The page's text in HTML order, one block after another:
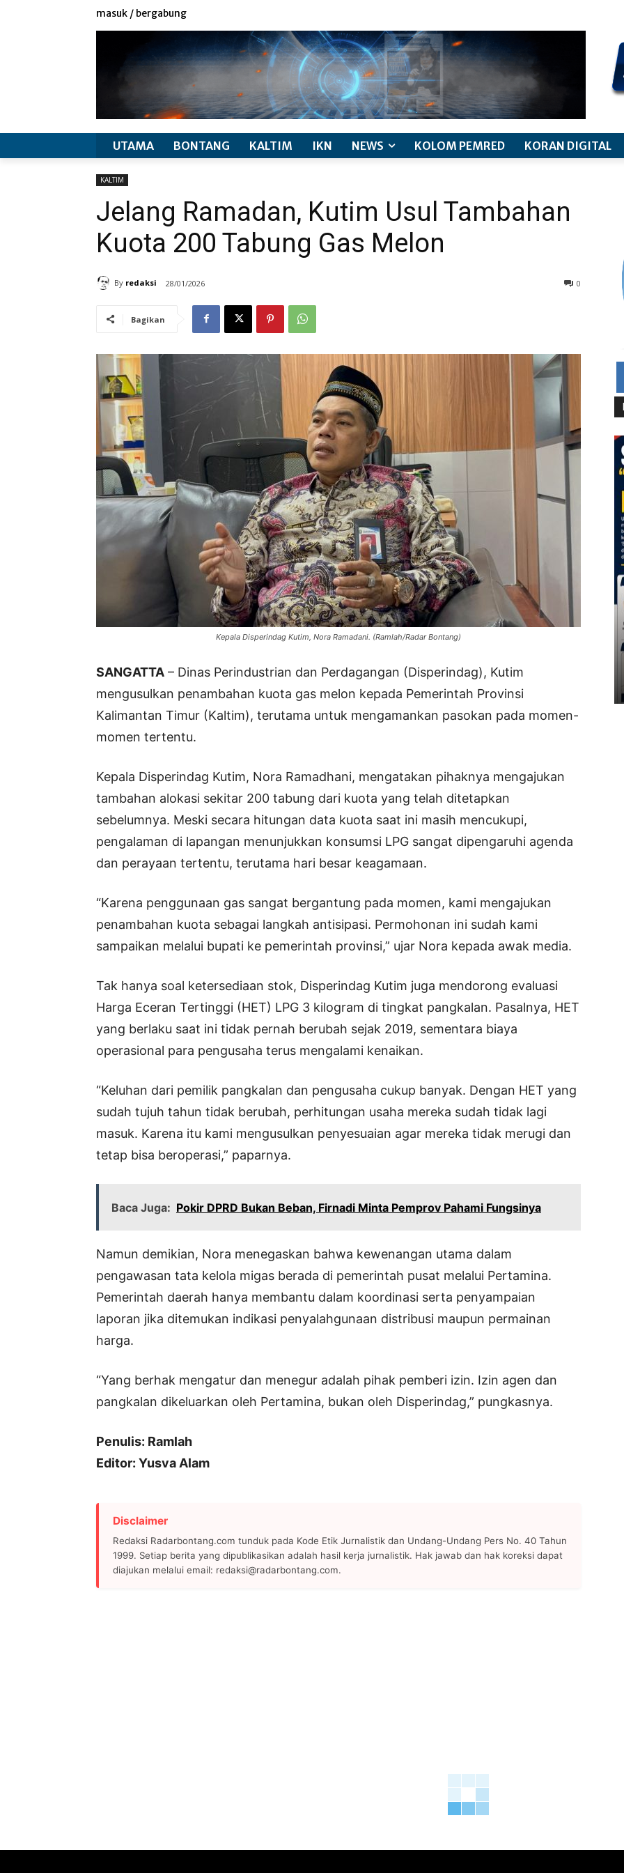
masuk / bergabung
UTAMA BONTANG KALTIM IKN NEWS KOLOM PEMRED KORAN DIGITAL
KALTIM
Jelang Ramadan, Kutim Usul Tambahan
Kuota 200 Tabung Gas Melon
By redaksi 28/01/2026 0
Bagikan
Kepala Disperindag Kutim, Nora Ramadani. (Ramlah/Radar Bontang)
SANGATTA – Dinas Perindustrian dan Perdagangan (Disperindag), Kutim
mengusulkan penambahan kuota gas melon kepada Pemerintah Provinsi
Kalimantan Timur (Kaltim), terutama untuk mengamankan pasokan pada momen-
momen tertentu.
Kepala Disperindag Kutim, Nora Ramadhani, mengatakan pihaknya mengajukan
tambahan alokasi sekitar 200 tabung dari kuota yang telah ditetapkan
sebelumnya. Meski secara hitungan data kuota saat ini masih mencukupi,
pengalaman di lapangan menunjukkan konsumsi LPG sangat dipengaruhi agenda
dan perayaan tertentu, terutama hari besar keagamaan.
“Karena penggunaan gas sangat bergantung pada momen, kami mengajukan
penambahan kuota sebagai langkah antisipasi. Permohonan ini sudah kami
sampaikan melalui bupati ke pemerintah provinsi,” ujar Nora kepada awak media.
Tak hanya soal ketersediaan stok, Disperindag Kutim juga mendorong evaluasi
Harga Eceran Tertinggi (HET) LPG 3 kilogram di tingkat pangkalan. Pasalnya, HET
yang berlaku saat ini tidak pernah berubah sejak 2019, sementara biaya
operasional para pengusaha terus mengalami kenaikan.
“Keluhan dari pemilik pangkalan dan pengusaha cukup banyak. Dengan HET yang
sudah tujuh tahun tidak berubah, perhitungan usaha mereka sudah tidak lagi
masuk. Karena itu kami mengusulkan penyesuaian agar mereka tidak merugi dan
tetap bisa beroperasi,” paparnya.
Baca Juga: Pokir DPRD Bukan Beban, Firnadi Minta Pemprov Pahami Fungsinya
Namun demikian, Nora menegaskan bahwa kewenangan utama dalam
pengawasan tata kelola migas berada di pemerintah pusat melalui Pertamina.
Pemerintah daerah hanya membantu dalam koordinasi serta penyampaian
laporan jika ditemukan indikasi penyalahgunaan distribusi maupun permainan
harga.
“Yang berhak mengatur dan menegur adalah pihak pemberi izin. Izin agen dan
pangkalan dikeluarkan oleh Pertamina, bukan oleh Disperindag,” pungkasnya.
Penulis: Ramlah
Editor: Yusva Alam
Disclaimer
Redaksi Radarbontang.com tunduk pada Kode Etik Jurnalistik dan Undang-Undang Pers No. 40 Tahun
1999. Setiap berita yang dipublikasikan adalah hasil kerja jurnalistik. Hak jawab dan hak koreksi dapat
diajukan melalui email: redaksi@radarbontang.com.